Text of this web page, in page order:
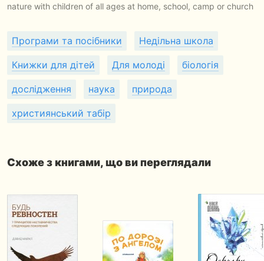
nature with children of all ages at home, school, camp or church
Програми та посібники Недільна школа
Книжки для дітей Для молоді біологія
дослідження наука природа
християнський табір
Схоже з книгами, що ви переглядали